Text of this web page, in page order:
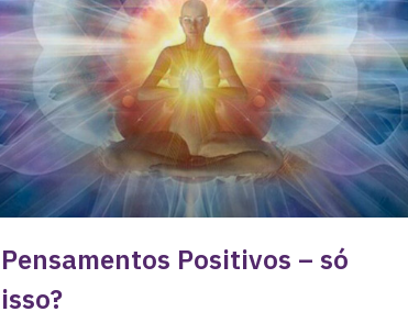
Pensamentos Positivos – só
isso?